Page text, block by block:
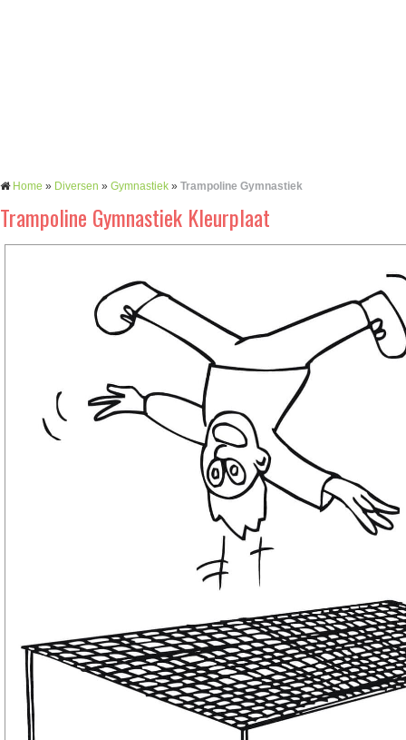
Home » Diversen » Gymnastiek » Trampoline Gymnastiek
Trampoline Gymnastiek Kleurplaat